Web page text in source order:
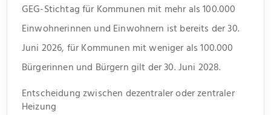
GEG-Stichtag für Kommunen mit mehr als 100.000
Einwohnerinnen und Einwohnern ist bereits der 30.
Juni 2026, für Kommunen mit weniger als 100.000
Bürgerinnen und Bürgern gilt der 30. Juni 2028.
Entscheidung zwischen dezentraler oder zentraler
Heizung